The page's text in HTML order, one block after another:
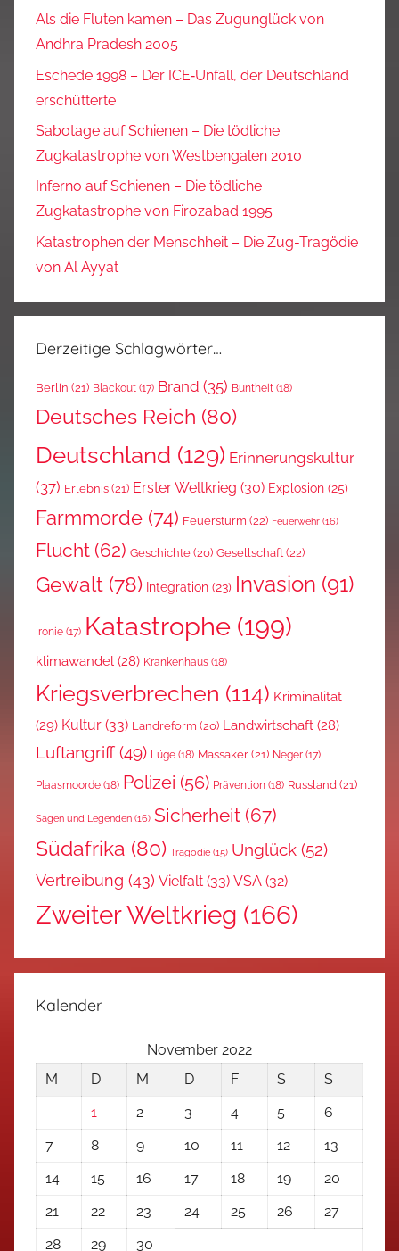
Als die Fluten kamen – Das Zugunglück von
Andhra Pradesh 2005
Eschede 1998 – Der ICE‑Unfall, der Deutschland
erschütterte
Sabotage auf Schienen – Die tödliche
Zugkatastrophe von Westbengalen 2010
Inferno auf Schienen – Die tödliche
Zugkatastrophe von Firozabad 1995
Katastrophen der Menschheit – Die Zug-Tragödie
von Al Ayyat
Derzeitige Schlagwörter…
Berlin (21) Blackout (17) Brand (35) Buntheit (18)
Deutsches Reich (80)
Deutschland (129) Erinnerungskultur
(37) Erlebnis (21) Erster Weltkrieg (30) Explosion (25)
Farmmorde (74) Feuersturm (22) Feuerwehr (16)
Flucht (62) Geschichte (20) Gesellschaft(22)
Gewalt (78) Integration (23) Invasion (91)
Ironie (17) Katastrophe (199)
klimawandel (28) Krankenhaus (18)
Kriegsverbrechen (114) Kriminalität
(29) Kultur (33) Landreform (20) Landwirtschaft (28)
Luftangriff (49) Lüge (18) Massaker (21) Neger (17)
Plaasmoorde (18) Polizei (56) Prävention (18) Russland (21)
Sagen und Legenden (16) Sicherheit (67)
Südafrika (80) Tragödie (15) Unglück (52)
Vertreibung (43) Vielfalt (33) VSA (32)
Zweiter Weltkrieg (166)
Kalender
November 2022
M
D M D F S
S
1
2 3 4 5
6
7
8 9 10 11 12
13
14
15 16 17 18 19
20
21
22 23 24 25 26
27
28
29 30